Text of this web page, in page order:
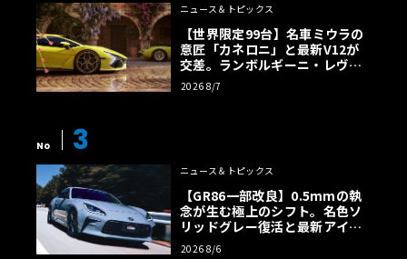
ニュース＆トピックス
【世界限定99台】名車ミウラの
意匠「カネロニ」と最新V12が
交差。ランボルギーニ・レヴエ
ルトに60周年記念車が登場
2026 8/7
No 3
ニュース＆トピックス
【GR86一部改良】0.5mmの執
念が生む極上のシフト。名色ソ
リッドグレー復活と最新アイサ
イトでFRの極みへ
2026 8/6